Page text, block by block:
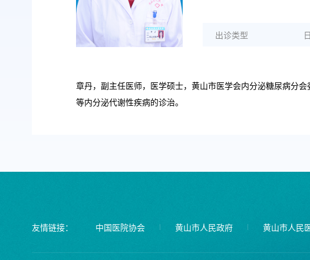
出诊类型
章丹，副主任医师，医学硕士，黄山市医学会内分泌糖尿病分
等内分泌代谢性疾病的诊治。
友情链接： 中国医院协会 黄山市人民政府 黄山市人民